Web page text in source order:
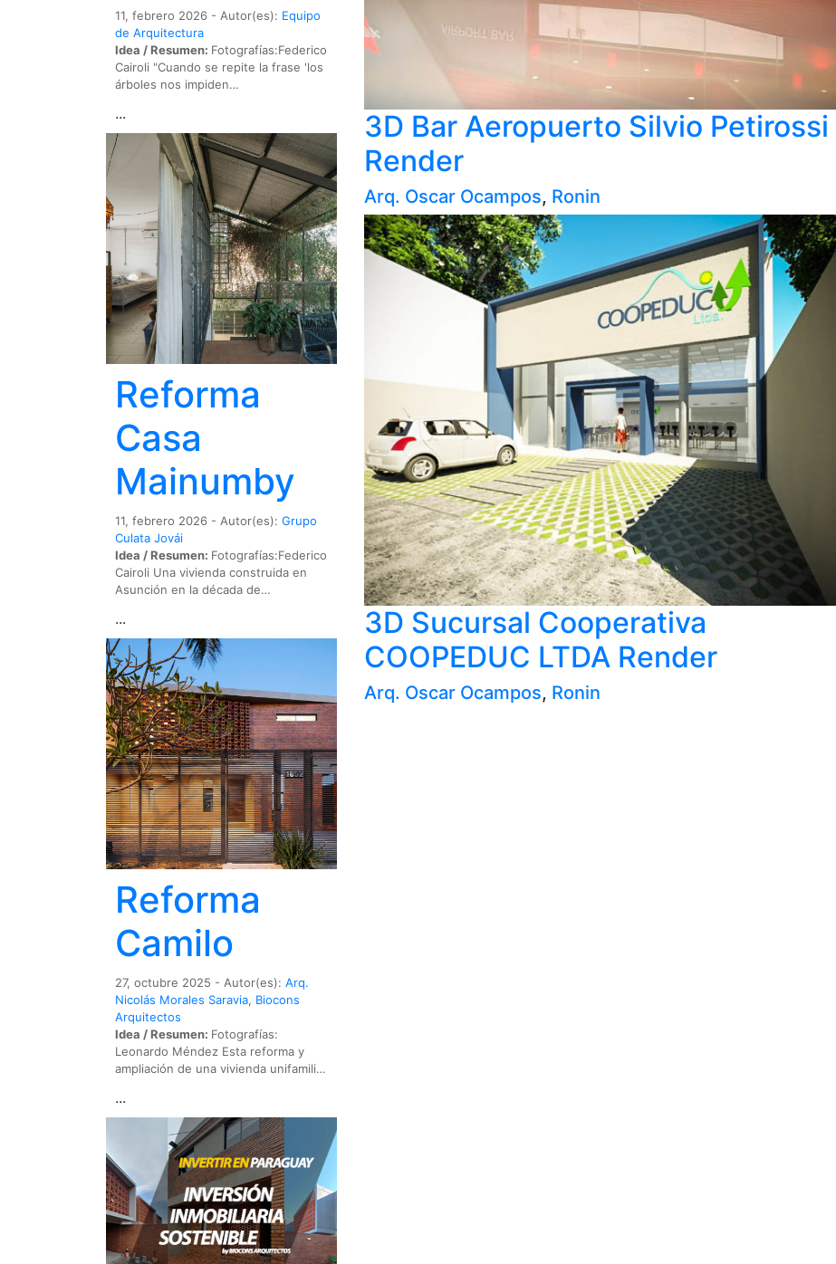
3D Bar Aeropuerto Silvio Petirossi
Render
Arq. Oscar Ocampos, Ronin
3D Sucursal Cooperativa
COOPEDUC LTDA Render
Arq. Oscar Ocampos, Ronin
11, febrero 2026 - Autor(es): Equipo
de Arquitectura
Idea / Resumen: Fotografías:Federico
Cairoli "Cuando se repite la frase 'los
árboles nos impiden…
...
Reforma
Casa
Mainumby
11, febrero 2026 - Autor(es): Grupo
Culata Jovái
Idea / Resumen: Fotografías:Federico
Cairoli Una vivienda construida en
Asunción en la década de…
...
Reforma
Camilo
27, octubre 2025 - Autor(es): Arq.
Nicolás Morales Saravia, Biocons
Arquitectos
Idea / Resumen: Fotografías:
Leonardo Méndez Esta reforma y
ampliación de una vivienda unifamili…
...